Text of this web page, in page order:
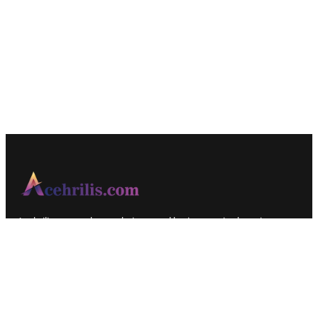
Acehrilis merupakan website portal berita resmi sebagai acuan